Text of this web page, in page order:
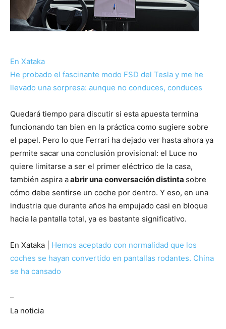
En Xataka
He probado el fascinante modo FSD del Tesla y me he
llevado una sorpresa: aunque no conduces, conduces
Quedará tiempo para discutir si esta apuesta termina
funcionando tan bien en la práctica como sugiere sobre
el papel. Pero lo que Ferrari ha dejado ver hasta ahora ya
permite sacar una conclusión provisional: el Luce no
quiere limitarse a ser el primer eléctrico de la casa,
también aspira aabrir una conversación distinta sobre
cómo debe sentirse un coche por dentro. Y eso, en una
industria que durante años ha empujado casi en bloque
hacia la pantalla total, ya es bastante significativo.
En Xataka | Hemos aceptado con normalidad que los
coches se hayan convertido en pantallas rodantes. China
se ha cansado
–
La noticia